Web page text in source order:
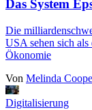
Das System
Die
USA sehen sich
Ökonomie
Von Melinda
Digitalisierung